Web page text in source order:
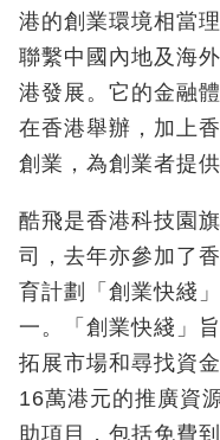
港的創業環境相當
聯繫中國內地及海
港發展。它的金融
在香港舉辦，加上
創業，為創業者提
酷飛是香港科技園
司，去年亦參加了
育計劃「創業快綫
一。「創業快綫」
拓展市場和尋找資
16萬港元的推廣資
助項目，包括免費